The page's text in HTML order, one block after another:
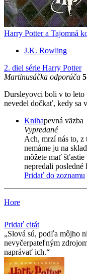
Harry Potter a Tajomná
J.K. Rowling
2. diel série Harry Potter
Martinusáčka odporúča 5
Dursleyovci boli v to leto
nevedel dočkať, kedy sa
Knihapevná väzba
Vypredané
Ach, mrzí nás to, z
nemáme ju na
môžete mať
nepredali posledné
Pridať do zoznamu
Hore
Pridať citát
Slová sú, podľa môjho
nevyčerpateľným
naprávať ich.